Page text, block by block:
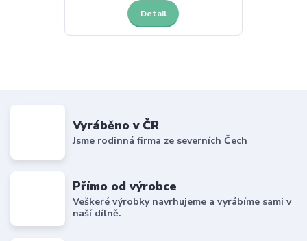
Detail
Vyráběno v ČR
Jsme rodinná firma ze severních Čech
Přímo od výrobce
Veškeré výrobky navrhujeme a vyrábíme sami v
naší dílně.